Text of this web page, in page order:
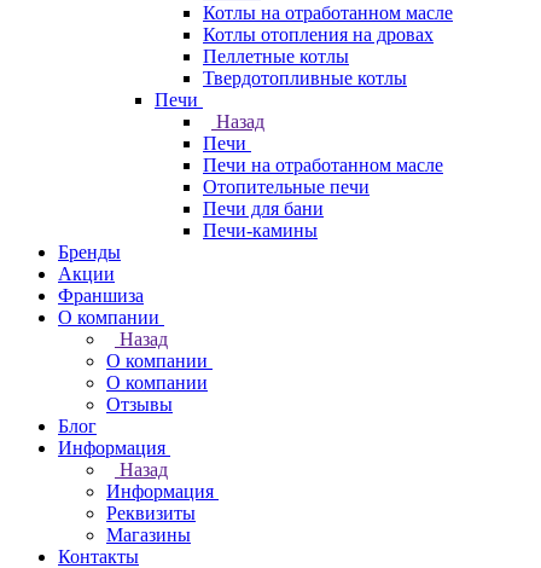
Котлы на отработанном масле
Котлы отопления на дровах
Пеллетные котлы
Твердотопливные котлы
Печи
Назад
Печи
Печи на отработанном масле
Отопительные печи
Печи для бани
Печи-камины
Бренды
Акции
Франшиза
О компании
Назад
О компании
О компании
Отзывы
Блог
Информация
Назад
Информация
Реквизиты
Магазины
Контакты